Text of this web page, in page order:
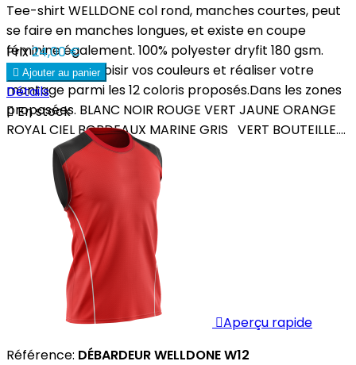
Tee-shirt WELLDONE col rond, manches courtes, peut
se faire en manches longues, et existe en coupe
féminine également. 100% polyester dryfit 180 gsm.
Vous pouvez choisir vos couleurs et réaliser votre
montage parmi les 12 coloris proposés.Dans les zones
proposées. BLANC NOIR ROUGE VERT JAUNE ORANGE
ROYAL CIEL BORDEAUX MARINE GRIS VERT BOUTEILLE....
Prix24,00 €
 Ajouter au panier
Détails
En stock
Aperçu rapide
Référence: DÉBARDEUR WELLDONE W12